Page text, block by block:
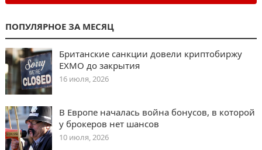
ПОПУЛЯРНОЕ ЗА МЕСЯЦ
Британские санкции довели криптобиржу
EXMO до закрытия
16 июля, 2026
В Европе началась война бонусов, в которой
у брокеров нет шансов
10 июля, 2026